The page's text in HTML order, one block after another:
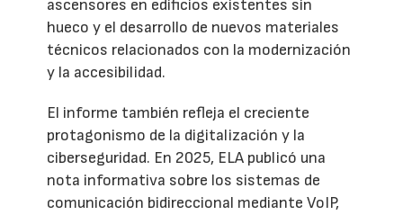
ascensores en edificios existentes sin
hueco y el desarrollo de nuevos materiales
técnicos relacionados con la modernización
y la accesibilidad.
El informe también refleja el creciente
protagonismo de la digitalización y la
ciberseguridad. En 2025, ELA publicó una
nota informativa sobre los sistemas de
comunicación bidireccional mediante VoIP,